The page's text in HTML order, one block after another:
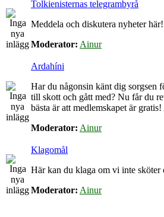
Tolkienisternas telegrambyrå
Meddela och diskutera nyheter här!
Moderator: Ainur
Ardahíni
Har du någonsin känt dig sorgsen
till skott och gått med? Nu får du
bästa är att medlemskapet är
Moderator: Ainur
Klagomål
Här kan du klaga om vi inte sköter
Moderator: Ainur